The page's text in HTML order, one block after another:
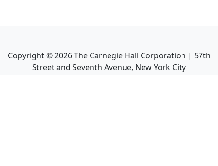
Copyright ©2026The Carnegie Hall Corporation | 57th
Street and Seventh Avenue, New York City